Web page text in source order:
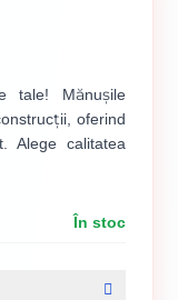
tale! Mănușile
oferind
Alege calitatea
În stoc